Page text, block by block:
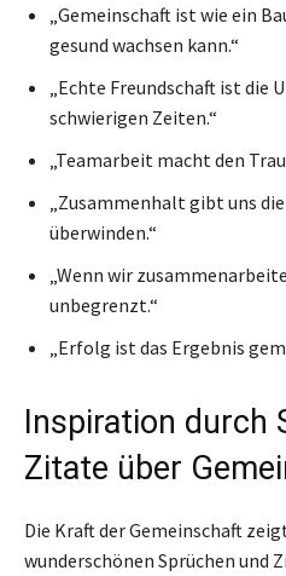
„Gemeinschaft ist wie ein
gesund wachsen kann.“
„Echte Freundschaft ist die
schwierigen Zeiten.“
„Teamarbeit macht den
„Zusammenhalt gibt uns
überwinden.“
„Wenn wir
unbegrenzt.“
„Erfolg ist das Ergebnis
Inspiration durch
Zitate über
Die Kraft der Gemeinschaft
wunderschönen Sprüchen und